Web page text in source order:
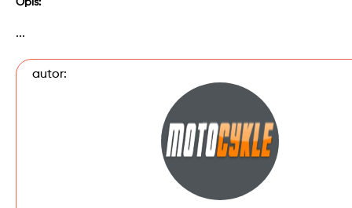
...
autor: